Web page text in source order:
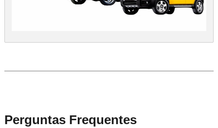
Perguntas Frequentes